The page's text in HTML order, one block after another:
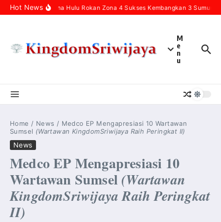
Skip to content
Hot NewsPertamina Hulu Rokan Zona 4 Sukses Kembangkan 3 Sumur
M
e
n
u
Home / News / Medco EP Mengapresiasi 10 Wartawan
Sumsel (Wartawan KingdomSriwijaya Raih Peringkat II)
News
Medco EP Mengapresiasi 10
Wartawan Sumsel(Wartawan
KingdomSriwijaya Raih Peringkat
II)